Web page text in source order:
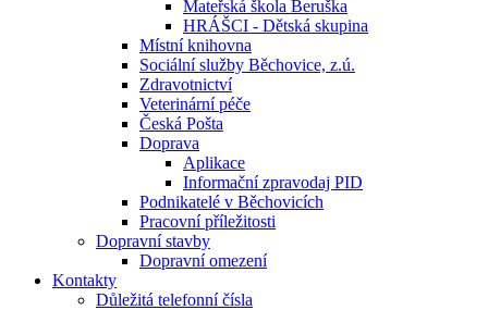
Mateřská škola Beruška
HRÁŠCI - Dětská skupina
Místní knihovna
Sociální služby Běchovice, z.ú.
Zdravotnictví
Veterinární péče
Česká Pošta
Doprava
Aplikace
Informační zpravodaj PID
Podnikatelé v Běchovicích
Pracovní příležitosti
Dopravní stavby
Dopravní omezení
Kontakty
Důležitá telefonní čísla